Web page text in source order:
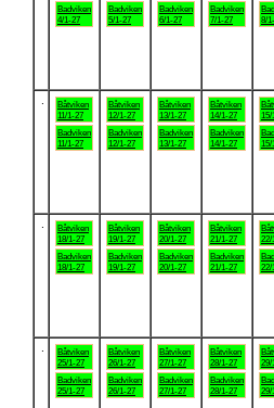
Badviken
4/1-27
Badviken
5/1-27
Badviken
6/1-27
Badviken
7/1-27
8/
Båtviken
11/1-27
Badviken
11/1-27
Båtviken
12/1-27
Badviken
12/1-27
Båtviken
13/1-27
Badviken
13/1-27
Båtviken
14/1-27
Badviken
14/1-27
15/
15/
Båtviken
18/1-27
Badviken
18/1-27
Båtviken
19/1-27
Badviken
19/1-27
Båtviken
20/1-27
Badviken
20/1-27
Båtviken
21/1-27
Badviken
21/1-27
22/
22/
Båtviken
25/1-27
Badviken
25/1-27
Båtviken
26/1-27
Badviken
26/1-27
Båtviken
27/1-27
Badviken
27/1-27
Båtviken
28/1-27
Badviken
28/1-27
29/
29/